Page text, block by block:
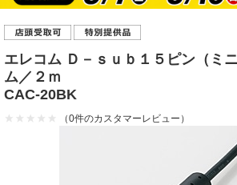
エレコム Ｄ－ｓｕｂ１５ピン（ミ
ム／２ｍ
CAC-20BK
（0件のカスタマーレビュー）